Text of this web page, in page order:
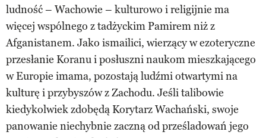
ludność – Wachowie – kulturowo i religijnie ma
więcej wspólnego z tadżyckim Pamirem niż z
Afganistanem. Jako ismailici, wierzący w ezoteryczne
przesłanie Koranu i posłuszni naukom mieszkającego
w Europie imama, pozostają ludźmi otwartymi na
kulturę i przybyszów z Zachodu. Jeśli talibowie
kiedykolwiek zdobędą Korytarz Wachański, swoje
panowanie niechybnie zaczną od prześladowań jego